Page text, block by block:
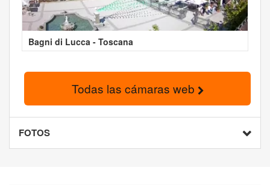
Bagni di Lucca - Toscana
Todas las cámaras web
FOTOS